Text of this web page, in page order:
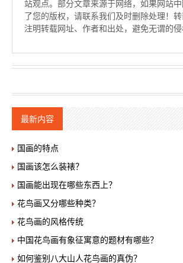
站观点。部分文章来源于网络，如果网站
了您的版权，请联系我们及时删除处理！
注明转载网址、作者和出处，避免无谓的侵
最新内容
国画的特点
国画该怎么装裱？
国画能出现在哪些东西上？
花鸟画又分哪些种类？
花鸟画的风格传统
中国花鸟画有象征寓意的题材有哪些？
如何鉴别八大山人花鸟画的真伪？